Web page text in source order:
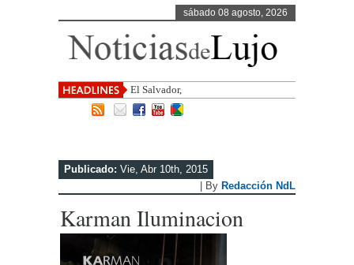
sábado 08 agosto, 2026
El Salvador, uno de los destin
Publicado: Vie, Abr 10th, 2015
| By Redacción NdL
Karman Iluminacion